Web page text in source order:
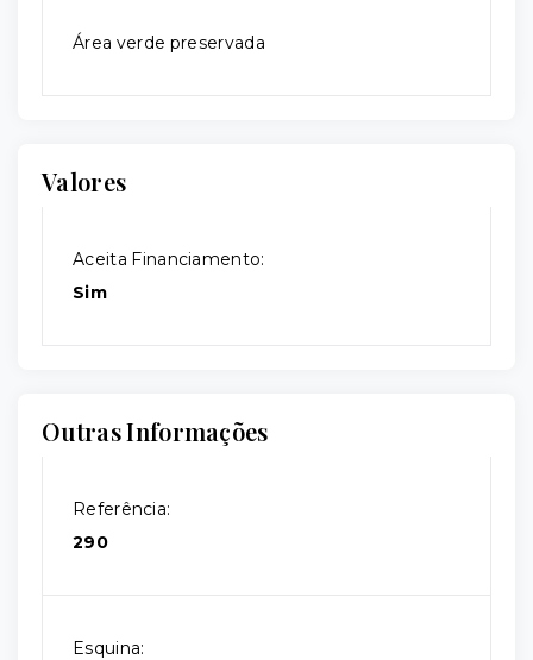
Área verde preservada
Valores
Aceita Financiamento:
Sim
Outras Informações
Referência:
290
Esquina: